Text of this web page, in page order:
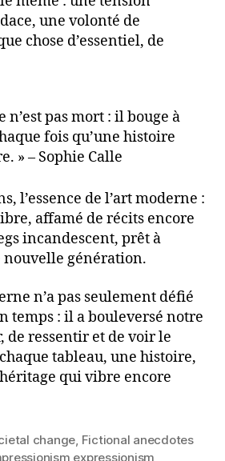
une volonté de
chose d’essentiel, de
n’est pas mort : il bouge à
fois qu’une histoire
» – Sophie Calle
l’essence de l’art moderne :
affamé de récits encore
incandescent, prêt à
nouvelle génération.
n’a pas seulement défié
temps : il a bouleversé notre
de ressentir et de voir le
tableau, une histoire,
qui vibre encore
change Fictional anecdotes
expressionism